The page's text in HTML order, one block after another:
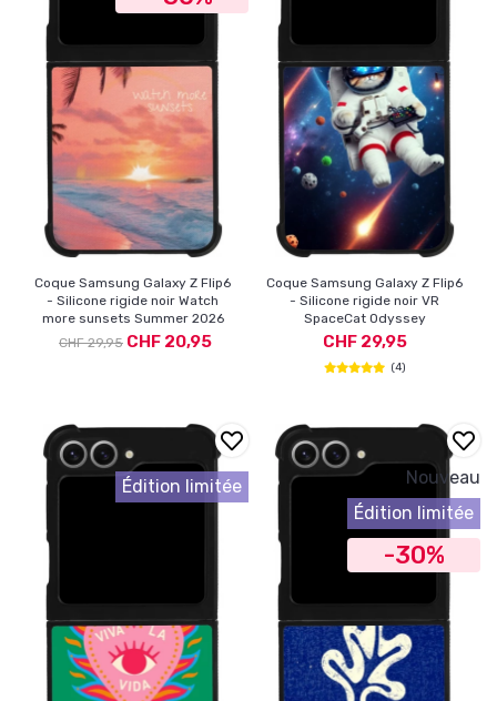
Coque Samsung Galaxy Z Flip6
- Silicone rigide noir Watch
more sunsets Summer 2026
CHF 29,95 CHF 20,95
Coque Samsung Galaxy Z Flip6
- Silicone rigide noir VR
SpaceCat Odyssey
CHF 29,95
(4)
Édition limitée
Nouveau
Édition limitée
-30%